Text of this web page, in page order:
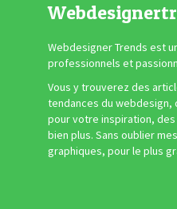
Webdesigner Trends est
professionnels et
Vous y trouverez des
tendances du
pour votre inspiration,
bien plus. Sans oublier
graphiques, pour le plus